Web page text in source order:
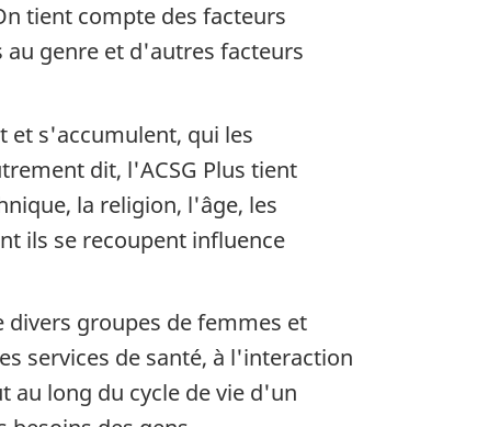
tient compte des facteurs
au genre et d'autres facteurs
et s'accumulent, qui les
dit, l'ACSG Plus tient
la religion, l'âge, les
ils se recoupent influence
groupes de femmes et
services de santé, à l'interaction
au long du cycle de vie d'un